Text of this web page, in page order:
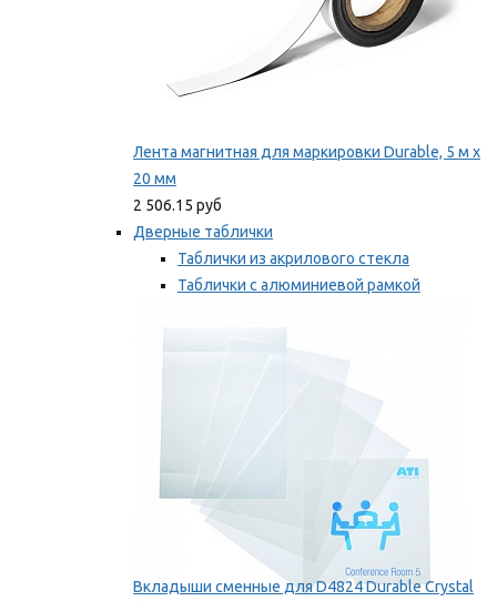
Лента магнитная для маркировки Durable, 5 м х
20 мм
2 506.15 руб
Дверные таблички
Таблички из акрилового стекла
Таблички с алюминиевой рамкой
Вкладыши сменные для D4824 Durable Crystal